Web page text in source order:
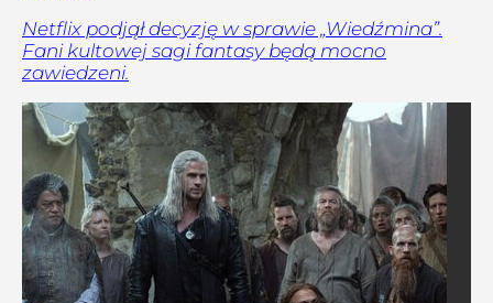
Netflix podjął decyzję w sprawie „Wiedźmina”.
Fani kultowej sagi fantasy będą mocno
zawiedzeni.